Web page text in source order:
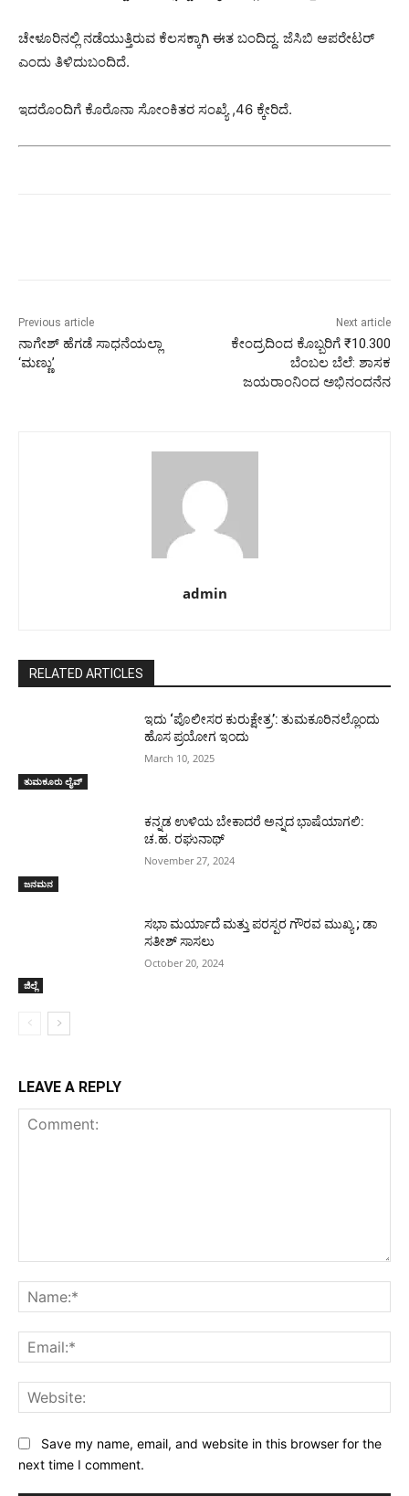
ಚೇಳೂರಿನಲ್ಲಿ ನಡೆಯುತ್ತಿರುವ ಕೆಲಸಕ್ಕಾಗಿ ಈತ ಬಂದಿದ್ದ. ಜೆಸಿಬಿ ಆಪರೇಟರ್
ಎಂದು ತಿಳಿದುಬಂದಿದೆ.
ಇದರೊಂದಿಗೆ ಕೊರೊನಾ ಸೋಂಕಿತರ ಸಂಖ್ಯೆ ,46 ಕ್ಕೇರಿದೆ.
Previous article
ನಾಗೇಶ್ ಹೆಗಡೆ ಸಾಧನೆಯಲ್ಲಾ
‘ಮಣ್ಣು’
Next article
ಕೇಂದ್ರದಿಂದ ಕೊಬ್ಬರಿಗೆ ₹10.300
ಬೆಂಬಲ ಬೆಲೆ: ಶಾಸಕ‌
ಜಯರಾಂನಿಂದ ಅಭಿನಂದನೆನ
admin
RELATED ARTICLES
ತುಮಕೂರು ಲೈವ್
ಇದು ‘ಪೊಲೀಸರ ಕುರುಕ್ಷೇತ್ರ’: ತುಮಕೂರಿನಲ್ಲೊಂದು
ಹೊಸ ಪ್ರಯೋಗ ಇಂದು
March 10, 2025
ಜನಮನ
ಕನ್ನಡ ಉಳಿಯ ಬೇಕಾದರೆ ಅನ್ನದ ಭಾಷೆಯಾಗಲಿ:
ಚ.ಹ. ರಘುನಾಥ್
November 27, 2024
ಜಿಲ್ಲೆ
ಸಭಾ ಮರ್ಯಾದೆ ಮತ್ತು ಪರಸ್ಪರ ಗೌರವ ಮುಖ್ಯ ; ಡಾ
ಸತೀಶ್ ಸಾಸಲು
October 20, 2024
LEAVE A REPLY
Save my name, email, and website in this browser for the
next time I comment.